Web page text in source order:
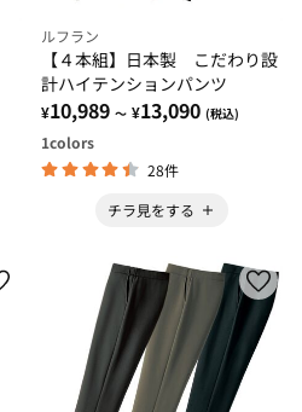
ルフラン
【４本組】日本製 こだわり設
計ハイテンションパンツ
¥10,989 ～ ¥13,090 (税込)
1colors
28件
チラ見をする